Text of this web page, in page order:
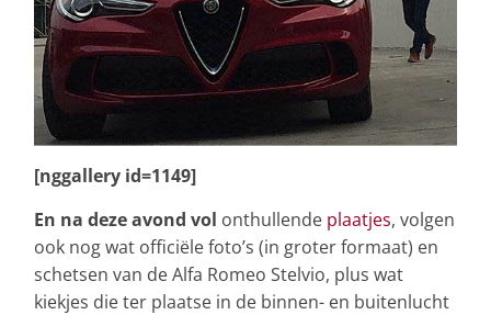
[nggallery id=1149]
En na deze avond vol onthullende plaatjes, volgen
ook nog wat officiële foto’s (in groter formaat) en
schetsen van de Alfa Romeo Stelvio, plus wat
kiekjes die ter plaatse in de binnen- en buitenlucht